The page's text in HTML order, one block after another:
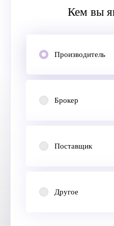
Кем вы
Производитель
Брокер
Поставщик
Другое